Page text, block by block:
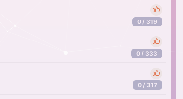
0 / 319
0 / 333
0 / 317